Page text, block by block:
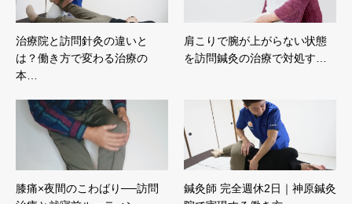
治療院と訪問針灸の違いと
は？働き方で変わる治療の
本…
肩こりで腕が上がらない状態
を訪問鍼灸の治療で対処す…
膝痛×夜間のこわばり──訪問
鍼灸師 完全週休2日｜神原鍼灸